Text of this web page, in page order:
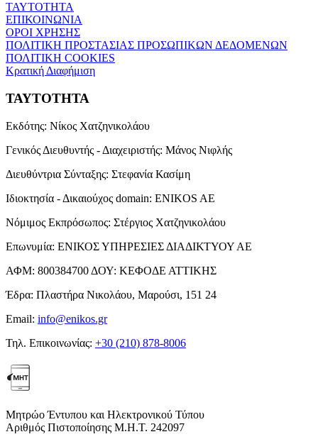
ΤΑΥΤΟΤΗΤΑ
ΕΠΙΚΟΙΝΩΝΙΑ
ΟΡΟΙ ΧΡΗΣΗΣ
ΠΟΛΙΤΙΚΗ ΠΡΟΣΤΑΣΙΑΣ ΠΡΟΣΩΠΙΚΩΝ ΔΕΔΟΜΕΝΩΝ
ΠΟΛΙΤΙΚΗ COOKIES
Κρατική Διαφήμιση
ΤΑΥΤΟΤΗΤΑ
Εκδότης: Νίκος Χατζηνικολάου
Γενικός Διευθυντής - Διαχειριστής: Μάνος Νιφλής
Διευθύντρια Σύνταξης: Στεφανία Κασίμη
Ιδιοκτησία - Δικαιούχος domain: ENIKOS AE
Νόμιμος Εκπρόσωπος: Στέργιος Χατζηνικολάου
Επωνυμία: ΕΝΙΚΟΣ ΥΠΗΡΕΣΙΕΣ ΔΙΑΔΙΚΤΥΟΥ ΑΕ
ΑΦΜ: 800384700 ΔΟΥ: ΚΕΦΟΔΕ ΑΤΤΙΚΗΣ
Έδρα: Πλαστήρα Νικολάου, Μαρούσι, 151 24
Email: info@enikos.gr
Τηλ. Επικοινωνίας: +30 (210) 878-8006
Μητρώο Έντυπου και Ηλεκτρονικού Τύπου
Αριθμός Πιστοποίησης Μ.Η.Τ. 242097